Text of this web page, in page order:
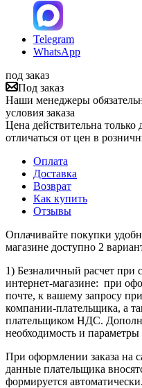
Telegram
WhatsApp
под заказ
Под заказ
Наши менеджеры
условия заказа
Цена действительна
отличаться от цен в
Оплата
Доставка
Возврат
Как купить
Отзывы
Оплачивайте покупки
магазине доступно 2
1) Безналичный расчет при
интернет-магазине: при
почте, к вашему запросу
компании-плательщика, а
плательщиком НДС.
необходимость и параметры
При оформлении заказа на
данные плательщика
формируется автоматически.